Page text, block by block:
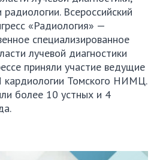
Всероссийский
«Радиология» —
специализированное
лучевой диагностики
приняли участие ведущие
Томского НИМЦ.
более 10 устных и 4